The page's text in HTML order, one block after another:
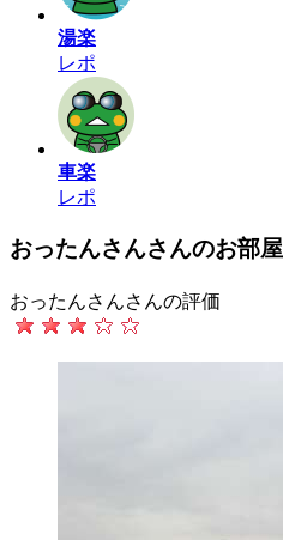
湯楽
レポ
車楽
レポ
おったんさんさんのお部屋
おったんさんさんの評価